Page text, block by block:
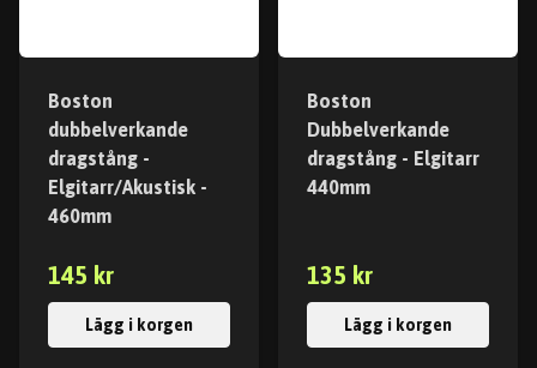
Boston
dubbelverkande
dragstång -
Elgitarr/Akustisk -
460mm
145 kr
Lägg i korgen
Boston
Dubbelverkande
dragstång - Elgitarr
440mm
135 kr
Lägg i korgen